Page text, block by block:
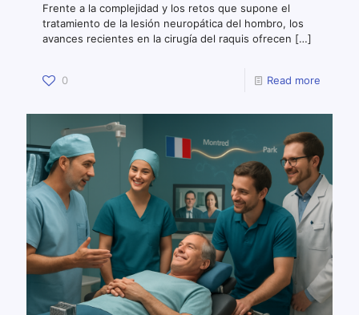
Frente a la complejidad y los retos que supone el
tratamiento de la lesión neuropática del hombro, los
avances recientes en la cirugía del raquis ofrecen […]
0 Read more